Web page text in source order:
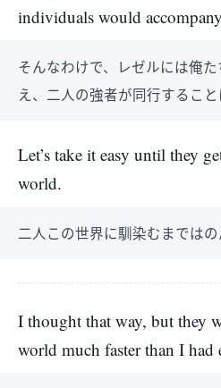
individuals would
そんなわけで、レゼルには俺
え、二人の強者が同行すること
Let’s take it easy until they
world.
二人この世界に馴染むまではの
I thought that way, but they
world much faster than I had